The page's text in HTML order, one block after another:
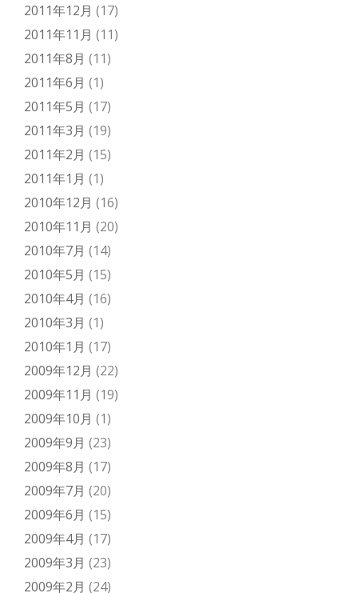
2011年12月 (17)
2011年11月 (11)
2011年8月 (11)
2011年6月 (1)
2011年5月 (17)
2011年3月 (19)
2011年2月 (15)
2011年1月 (1)
2010年12月 (16)
2010年11月 (20)
2010年7月 (14)
2010年5月 (15)
2010年4月 (16)
2010年3月 (1)
2010年1月 (17)
2009年12月 (22)
2009年11月 (19)
2009年10月 (1)
2009年9月 (23)
2009年8月 (17)
2009年7月 (20)
2009年6月 (15)
2009年4月 (17)
2009年3月 (23)
2009年2月 (24)